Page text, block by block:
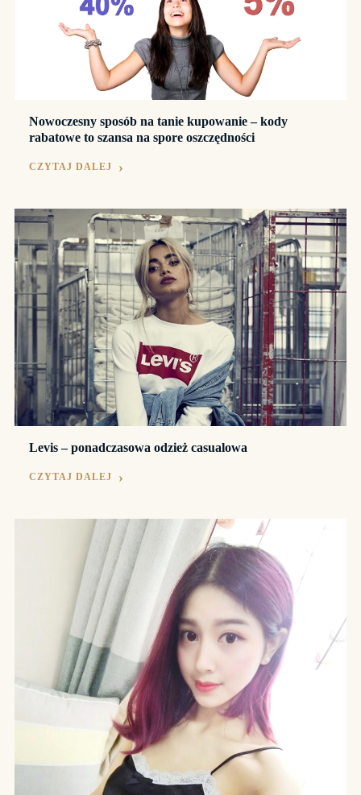
Nowoczesny sposób na tanie kupowanie – kody
rabatowe to szansa na spore oszczędności
CZYTAJ DALEJ
Levis – ponadczasowa odzież casualowa
CZYTAJ DALEJ